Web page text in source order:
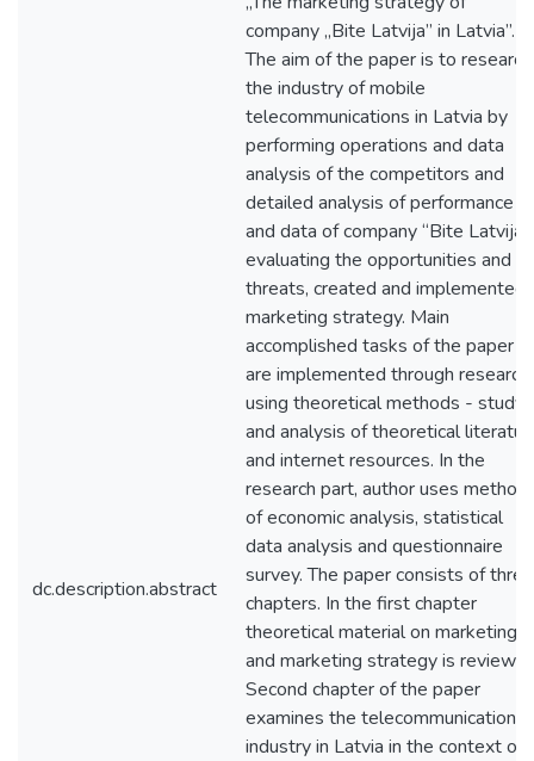
dc.description.abstract
company „Bite Latvija” in Latvia”.
The aim of the paper is to research
the industry of mobile
telecommunications in Latvia by
performing operations and data
analysis of the competitors and
detailed analysis of performance
and data of company “Bite Latvija”,
evaluating the opportunities and
threats, created and implemented
marketing strategy. Main
accomplished tasks of the paper
are implemented through research,
using theoretical methods - study
and analysis of theoretical
and internet resources. In the
research part, author uses
of economic analysis, statistical
data analysis and questionnaire
survey. The paper consists of three
chapters. In the first chapter
theoretical material on marketing
and marketing strategy is
Second chapter of the paper
examines the telecommunications
industry in Latvia in the context of